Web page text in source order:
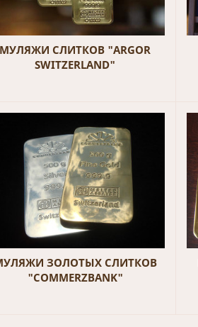
МУЛЯЖИ СЛИТКОВ "ARGOR
SWITZERLAND"
ЗОЛОТЫХ СЛИТКОВ
"COMMERZBANK"